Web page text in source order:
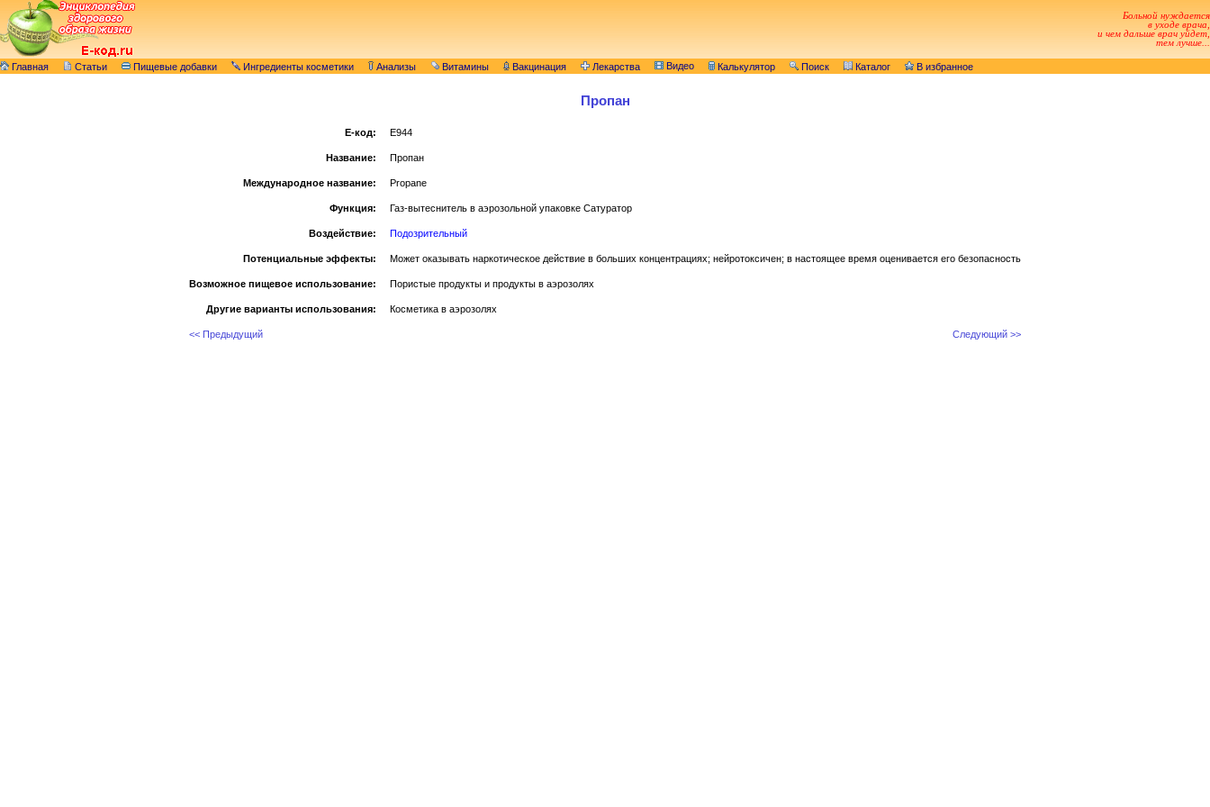
Больной нуждается
в уходе врача,
и чем дальше врач уйдет,
тем лучше...
Главная Статьи Пищевые добавки Ингредиенты косметики Анализы Витамины Вакцинация Лекарства Видео Калькулятор Поиск Каталог В избранное
Пропан
E-код: E944
Название: Пропан
Международное название: Propane
Функция: Газ-вытеснитель в аэрозольной упаковке Сатуратор
Воздействие: Подозрительный
Потенциальные эффекты: Может оказывать наркотическое действие в больших концентрациях; нейротоксичен; в настоящее время оценивается его безопасность
Возможное пищевое использование: Пористые продукты и продукты в аэрозолях
Другие варианты использования: Косметика в аэрозолях
<< Предыдущий Следующий >>